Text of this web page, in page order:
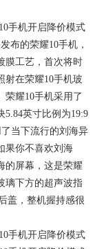
布的荣耀10手机，
膜工艺，首次将时
射在荣耀10手机玻
荣耀10手机采用了
英寸比例为19:9
当下流行的刘海异
果你不喜欢刘海
的屏幕，这是荣耀
璃下方的超声波指
盖，整机握持感很